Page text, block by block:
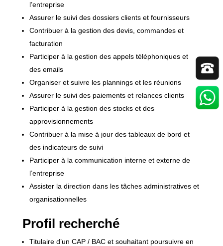
l’entreprise
Assurer le suivi des dossiers clients et fournisseurs
Contribuer à la gestion des devis, commandes et
facturation
Participer à la gestion des appels téléphoniques et
des emails
Organiser et suivre les plannings et les réunions
Assurer le suivi des paiements et relances clients
Participer à la gestion des stocks et des
approvisionnements
Contribuer à la mise à jour des tableaux de bord et
des indicateurs de suivi
Participer à la communication interne et externe de
l’entreprise
Assister la direction dans les tâches administratives et
organisationnelles
Profil recherché
Titulaire d’un CAP / BAC et souhaitant poursuivre en